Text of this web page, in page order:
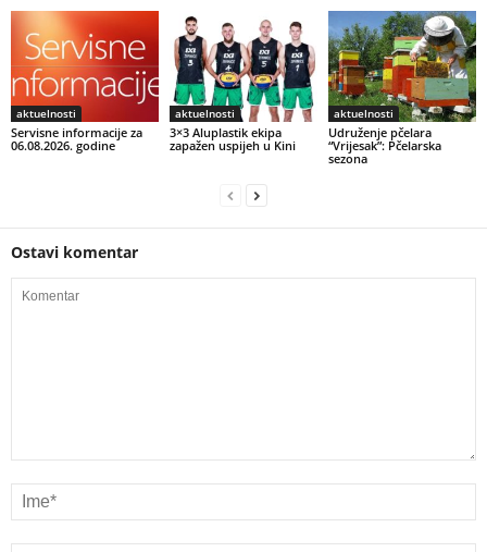
aktuelnosti
Servisne informacije za
06.08.2026. godine
aktuelnosti
3×3 Aluplastik ekipa
zapažen uspijeh u Kini
aktuelnosti
Udruženje pčelara
“Vrijesak”: Pčelarska
sezona
Ostavi komentar